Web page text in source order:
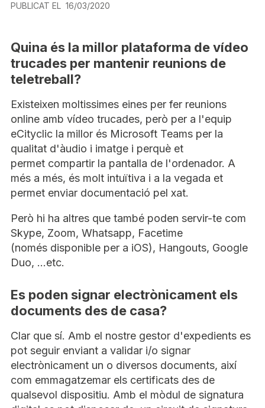
PUBLICAT EL 16/03/2020
Quina és la millor plataforma de vídeo
trucades per mantenir reunions de
teletreball?
Existeixen moltissimes eines per fer reunions
online amb vídeo trucades, però per a l'equip
eCityclic la millor és Microsoft Teams per la
qualitat d'àudio i imatge i perquè et
permet compartir la pantalla de l'ordenador. A
més a més, és molt intuïtiva i a la vegada et
permet enviar documentació pel xat.
Però hi ha altres que també poden servir-te com
Skype, Zoom, Whatsapp, Facetime
(només disponible per a iOS), Hangouts, Google
Duo, ...etc.
Es poden signar electrònicament els
documents des de casa?
Clar que sí. Amb el nostre gestor d'expedients es
pot seguir enviant a validar i/o signar
electrònicament un o diversos documents, així
com emmagatzemar els certificats des de
qualsevol dispositiu. Amb el mòdul de signatura